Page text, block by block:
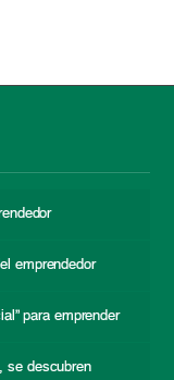
emprendedor
para emprender
se descubren